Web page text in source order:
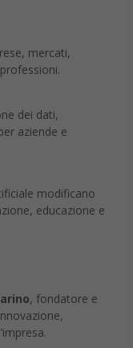
mercati,
dei dati,
aziende e
modificano
educazione e
, fondatore e